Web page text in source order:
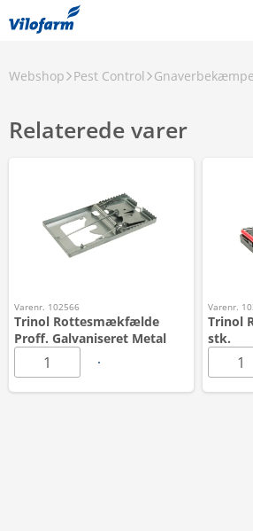
Webshop Pest Control
Relaterede varer
Varenr. 102566
Trinol Rottesmækfælde
Proff. Galvaniseret Metal
Varenr.
Trinol
stk.